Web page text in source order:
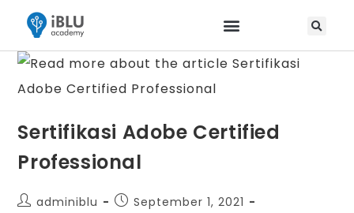
Sertifikasi Adobe Certified
Professional
adminiblu
September 1, 2021